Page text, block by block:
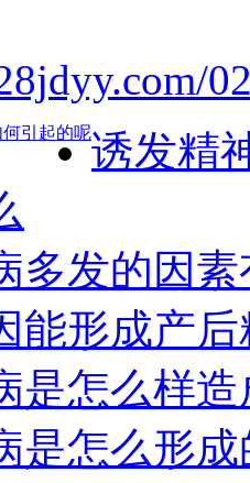
引起的呢诱发精
多发的因
能形成产
是怎么样造
是怎么形